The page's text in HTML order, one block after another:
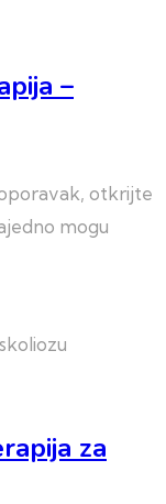
–
otkrijte
mogu
za